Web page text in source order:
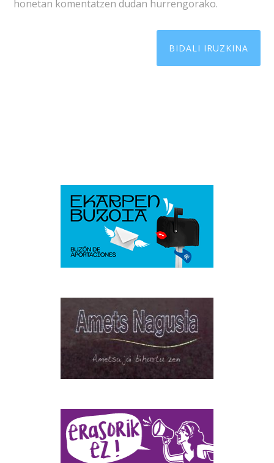
honetan komentatzen dudan hurrengorako.